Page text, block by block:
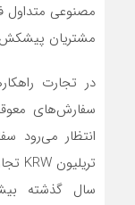
مصنوعی متداول
مشتریان
در تجارت
سفارش‌های
سال گذشته